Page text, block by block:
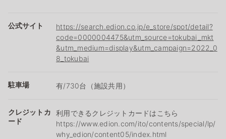
公式サイト
https://search.edion.co.jp/e_store/spot/detail?
code=0000004475&utm_source=tokubai_mkt
&utm_medium=display&utm_campaign=2022_0
8_tokubai
駐車場 有/730台（施設共用）
クレジットカ
ード
利用できるクレジットカードはこちら
https://www.edion.com/ito/contents/special/lp/
why_edion/content05/index.html